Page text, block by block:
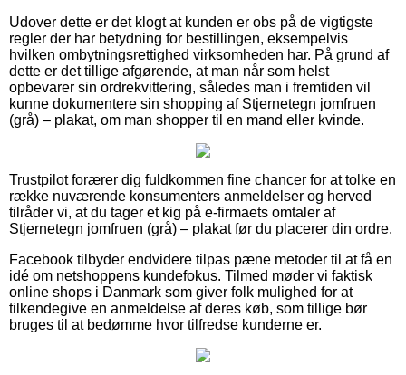
Udover dette er det klogt at kunden er obs på de vigtigste
regler der har betydning for bestillingen, eksempelvis
hvilken ombytningsrettighed virksomheden har. På grund af
dette er det tillige afgørende, at man når som helst
opbevarer sin ordrekvittering, således man i fremtiden vil
kunne dokumentere sin shopping af Stjernetegn jomfruen
(grå) – plakat, om man shopper til en mand eller kvinde.
Trustpilot forærer dig fuldkommen fine chancer for at tolke en
række nuværende konsumenters anmeldelser og herved
tilråder vi, at du tager et kig på e-firmaets omtaler af
Stjernetegn jomfruen (grå) – plakat før du placerer din ordre.
Facebook tilbyder endvidere tilpas pæne metoder til at få en
idé om netshoppens kundefokus. Tilmed møder vi faktisk
online shops i Danmark som giver folk mulighed for at
tilkendegive en anmeldelse af deres køb, som tillige bør
bruges til at bedømme hvor tilfredse kunderne er.